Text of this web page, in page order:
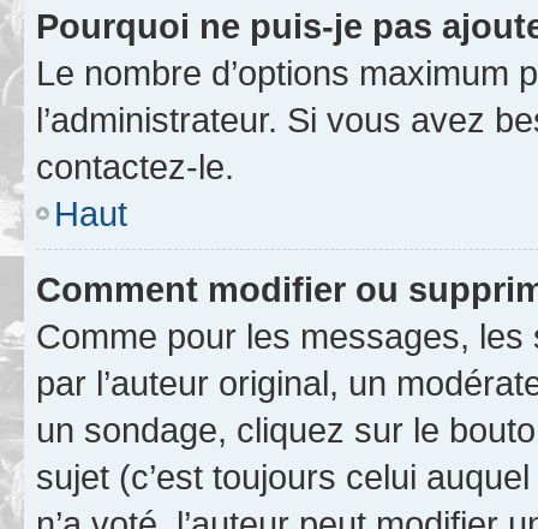
Pourquoi ne puis-je pas
Le nombre d’options maximum
l’administrateur. Si vous avez
contactez-le.
Haut
Comment modifier ou
Comme pour les messages,
par l’auteur original, un
un sondage, cliquez sur le
sujet (c’est toujours celui